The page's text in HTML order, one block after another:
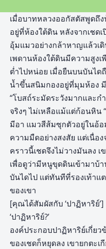
เมื่อบาทหลวงออกัสตัสพูดถึ
อยู่ที่ห้องใต้ดิน หลังจากเชดเ
อุ้มแมวอย่างกล้าหาญแล้วเ
เพดานห้องใต้ดินมีความสูง
ต่ำไปหน่อย เมื่อยืนบนบันได
น้ำขึ้นสนิมกองอยู่ที่มุมห้อง
“โบสถ์ระมัดระวังมากและ
จริงๆ ไม่เหลือแม้แต่ก้อนหิน “
มีอา แมวสีส้มซุกตัวอยู่ในอ้
ความมืดอย่างสงสัย แต่เนื่อ
คราวนี้เชดจึงไม่วางมันลง
เพื่อดูว่ามีหนูขุดดินเข้ามาบ้า
บันไดไป แต่ทันทีที่รองเท้าแ
ของเขา
[คุณได้สัมผัสกับ ‘ปาฏิหาริย์’]
‘ปาฏิหาริย์?’
องค์ประกอบปาฏิหาริย์เกี่ยว
ของเชดก็หยุดลง เขายกตะ